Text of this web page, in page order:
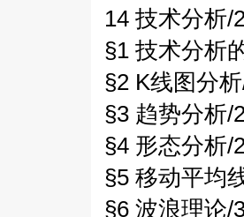
14 技术分析/
§1 技术分析
§2 K线图分
§3 趋势分析/
§4 形态分析/
§5 移动平均
§6 波浪理论/